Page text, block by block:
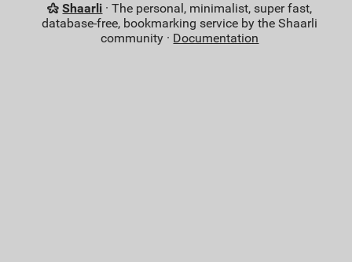
Shaarli · The personal, minimalist, super fast,
database-free, bookmarking service by the Shaarli
community · Documentation